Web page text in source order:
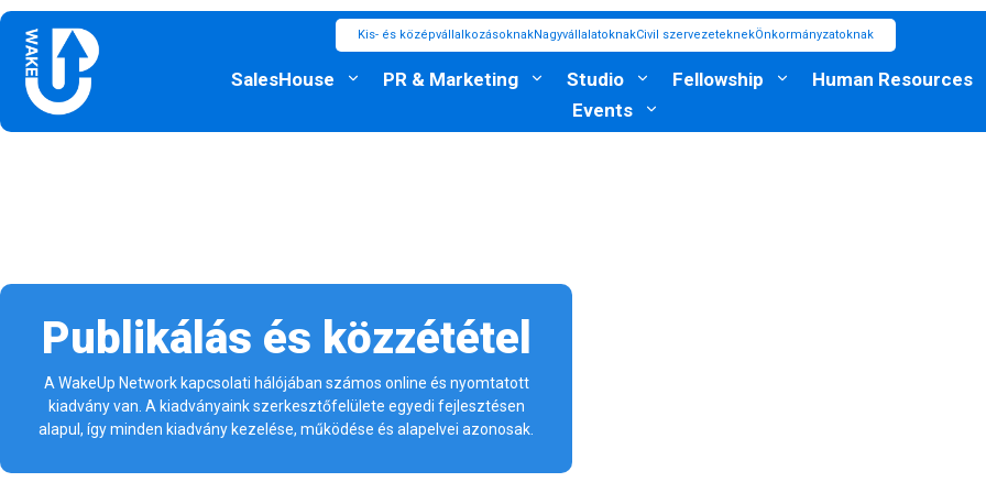
Kis- és középvállalkozásoknakNagyvállalatoknakCivil szervezeteknekÖnkormányzatoknak
SalesHouse PR & Marketing Studio Fellowship
Human Resources
Events
Publikálás és közzététel
A WakeUp Network kapcsolati hálójában számos online és nyomtatott
kiadvány van. A kiadványaink szerkesztőfelülete egyedi fejlesztésen
alapul, így minden kiadvány kezelése, működése és alapelvei azonosak.